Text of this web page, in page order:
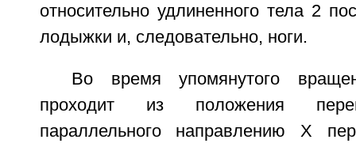
относительно удлиненного тела 2
лодыжки и, следовательно, ноги.
Во время упомянутого
проходит из положения
параллельного направлению Х